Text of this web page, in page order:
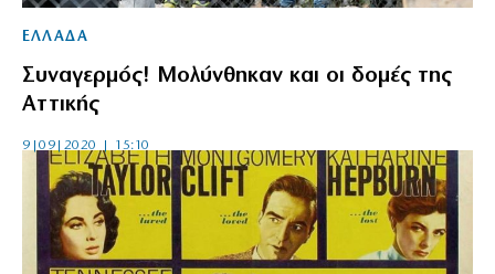
ΕΛΛΑΔΑ
Συναγερμός! Μολύνθηκαν και οι δομές της
Αττικής
9|09|2020 | 15:10